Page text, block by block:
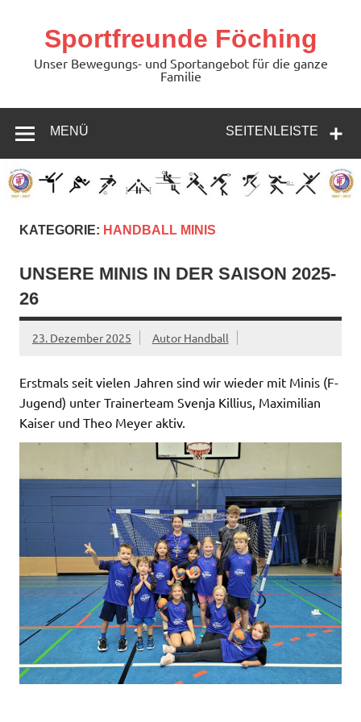
springenSportfreunde Föching
Unser Bewegungs- und Sportangebot für die ganze
Familie
SEITENLEISTE
MENÜ
KATEGORIE: HANDBALL MINIS
UNSERE MINIS IN DER SAISON 2025-
26
23. Dezember 2025 Autor Handball
Erstmals seit vielen Jahren sind wir wieder mit Minis (F-
Jugend) unter Trainerteam Svenja Killius, Maximilian
Kaiser und Theo Meyer aktiv.